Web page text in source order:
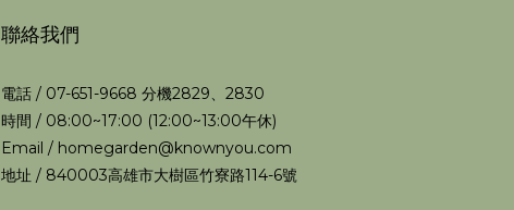
聯絡我們
電話 / 07-651-9668 分機2829、2830
時間 / 08:00~17:00 (12:00~13:00午休)
Email / homegarden@knownyou.com
地址 / 840003高雄市大樹區竹寮路114-6號